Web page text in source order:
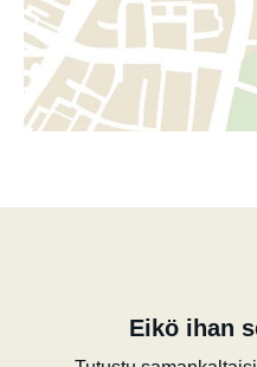
Eikö ihan